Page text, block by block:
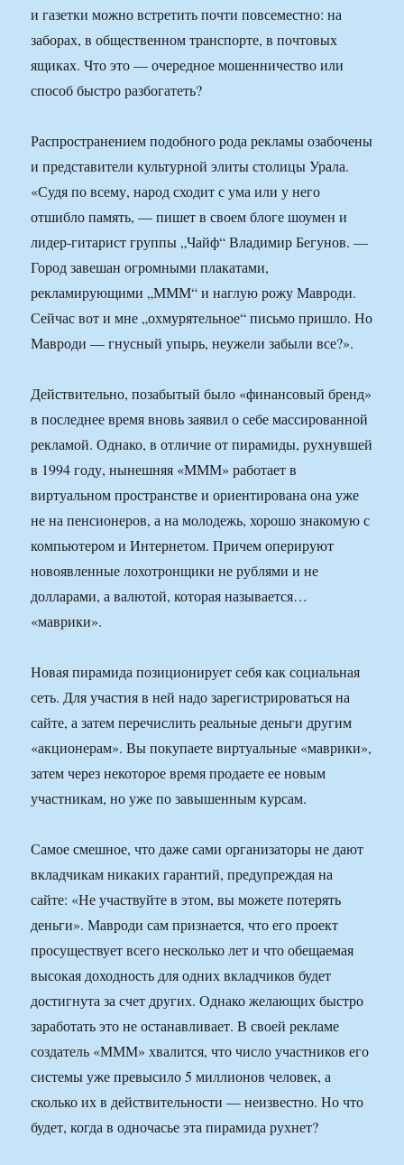
и газетки можно встретить почти повсеместно: на
заборах, в общественном транспорте, в почтовых
ящиках. Что это — очередное мошенничество или
способ быстро разбогатеть?
Распространением подобного рода рекламы озабочены
и представители культурной элиты столицы Урала.
«Судя по всему, народ сходит с ума или у него
отшибло память, — пишет в своем блоге шоумен и
лидер-гитарист группы „Чайф“ Владимир Бегунов. —
Город завешан огромными плакатами,
рекламирующими „МММ“ и наглую рожу Мавроди.
Сейчас вот и мне „охмурятельное“ письмо пришло. Но
Мавроди — гнусный упырь, неужели забыли все?».
Действительно, позабытый было «финансовый бренд»
в последнее время вновь заявил о себе массированной
рекламой. Однако, в отличие от пирамиды, рухнувшей
в 1994 году, нынешняя «МММ» работает в
виртуальном пространстве и ориентирована она уже
не на пенсионеров, а на молодежь, хорошо знакомую с
компьютером и Интернетом. Причем оперируют
новоявленные лохотронщики не рублями и не
долларами, а валютой, которая называется…
«маврики».
Новая пирамида позиционирует себя как социальная
сеть. Для участия в ней надо зарегистрироваться на
сайте, а затем перечислить реальные деньги другим
«акционерам». Вы покупаете виртуальные «маврики»,
затем через некоторое время продаете ее новым
участникам, но уже по завышенным курсам.
Самое смешное, что даже сами организаторы не дают
вкладчикам никаких гарантий, предупреждая на
сайте: «Не участвуйте в этом, вы можете потерять
деньги». Мавроди сам признается, что его проект
просуществует всего несколько лет и что обещаемая
высокая доходность для одних вкладчиков будет
достигнута за счет других. Однако желающих быстро
заработать это не останавливает. В своей рекламе
создатель «МММ» хвалится, что число участников его
системы уже превысило 5 миллионов человек, а
сколько их в действительности — неизвестно. Но что
будет, когда в одночасье эта пирамида рухнет?